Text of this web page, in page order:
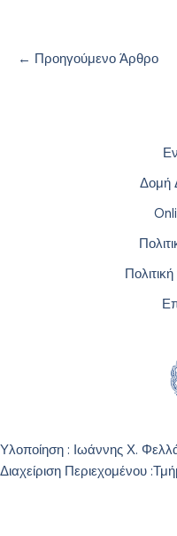
← Προηγούμενο Άρθρο
Δομή
Υλοποίηση : Ιωάννης Χ.
Διαχείριση Περιεχομένου :